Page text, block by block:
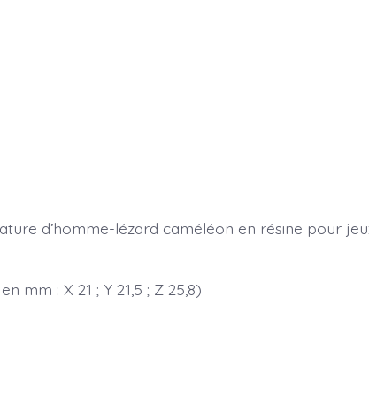
d’homme-lézard caméléon en résine pour
mm : X 21 ; Y 21,5 ; Z 25,8)